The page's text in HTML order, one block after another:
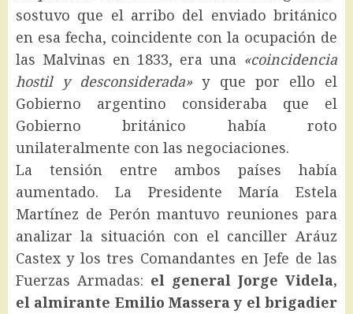
sostuvo que el arribo del enviado británico
en esa fecha, coincidente con la ocupación de
las Malvinas en 1833, era una «coincidencia
hostil y desconsiderada»y que por ello el
Gobierno argentino consideraba que el
Gobierno británico había roto
unilateralmente con las negociaciones.
La tensión entre ambos países había
aumentado. La Presidente María Estela
Martínez de Perón mantuvo reuniones para
analizar la situación con el canciller Aráuz
Castex y los tres Comandantes en Jefe de las
Fuerzas Armadas: el general Jorge Videla,
el almirante Emilio Massera y el brigadier